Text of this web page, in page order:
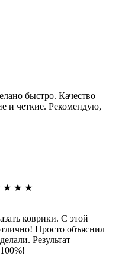
быстро. Качество
и четкие. Рекомендую,
★ ★ ★
коврики. С этой
Просто объяснил
Результат